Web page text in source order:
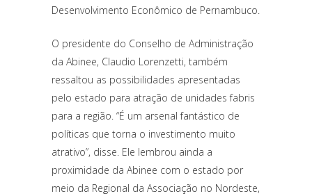
Desenvolvimento Econômico de Pernambuco.
O presidente do Conselho de Administração
da Abinee, Claudio Lorenzetti, também
ressaltou as possibilidades apresentadas
pelo estado para atração de unidades fabris
para a região. “É um arsenal fantástico de
políticas que torna o investimento muito
atrativo”, disse. Ele lembrou ainda a
proximidade da Abinee com o estado por
meio da Regional da Associação no Nordeste,